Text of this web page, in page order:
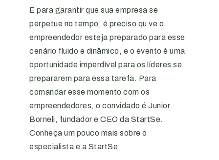
E para garantir que sua empresa se
perpetue no tempo, é preciso qu ve o
empreendedor esteja preparado para esse
cenário fluido e dinâmico, e o evento é uma
oportunidade imperdível para os líderes se
prepararem para essa tarefa. Para
comandar esse momento com os
empreendedores, o convidado é Junior
Borneli, fundador e CEO da StartSe.
Conheça um pouco mais sobre o
especialista e a StartSe: